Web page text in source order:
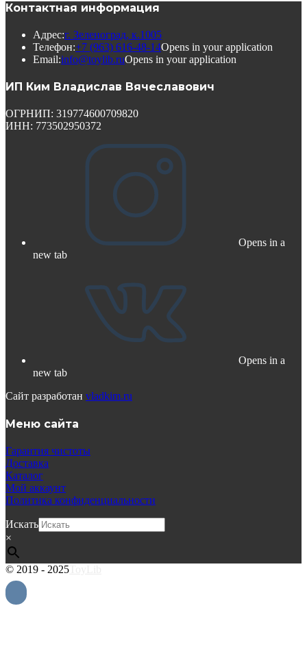
Контактная информация
Адрес:г. Зеленоград, к.1005
Телефон:+7 (963) 616-48-14Opens in your application
Email:info@toylib.ruOpens in your application
ИП Ким Владислав Вячеславович
ОГРНИП: 319774600709820
ИНН: 773502950372
Opens in a
new tab
Opens in a
new tab
Сайт разработан vladkim.ru
Меню сайта
Гарантия чистоты
Доставка
Каталог
Мой аккаунт
Политика конфиденциальности
Искать
×
© 2019 - 2025